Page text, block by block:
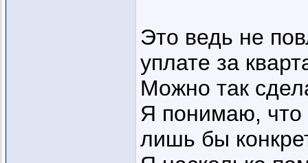
Это ведь не
уплате за
Можно так
Я понимаю, что
лишь бы